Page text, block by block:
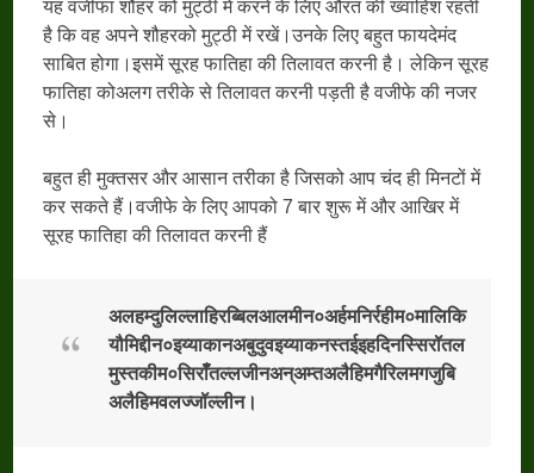
यह वजीफा शौहर को मुट्ठी में करने के लिए औरत की ख्वाहिश रहती
है कि वह अपने शौहरको मुट्ठी में रखें।उनके लिए बहुत फायदेमंद
साबित होगा।इसमें सूरह फातिहा की तिलावत करनी है। लेकिन सूरह
फातिहा कोअलग तरीके से तिलावत करनी पड़ती है वजीफे की नजर
से।
बहुत ही मुक्तसर और आसान तरीका है जिसको आप चंद ही मिनटों में
कर सकते हैं।वजीफे के लिए आपको 7 बार शुरू में और आखिर में
सूरह फातिहा की तिलावत करनी हैं
अलहम्दुलिल्लाहिरब्बिलआलमीन०अर्हमनिर्रहीम०मालिकि
यौमिद्दीन०इय्याकानअबुदुवइय्याकनस्तईइहदिनस्सिरॉतल
मुस्तकीम०सिरॉँतल्लजीनअन्अम्तअलैहिमगैरिलमगजुबि
अलैहिमवलज्जॉल्लीन।